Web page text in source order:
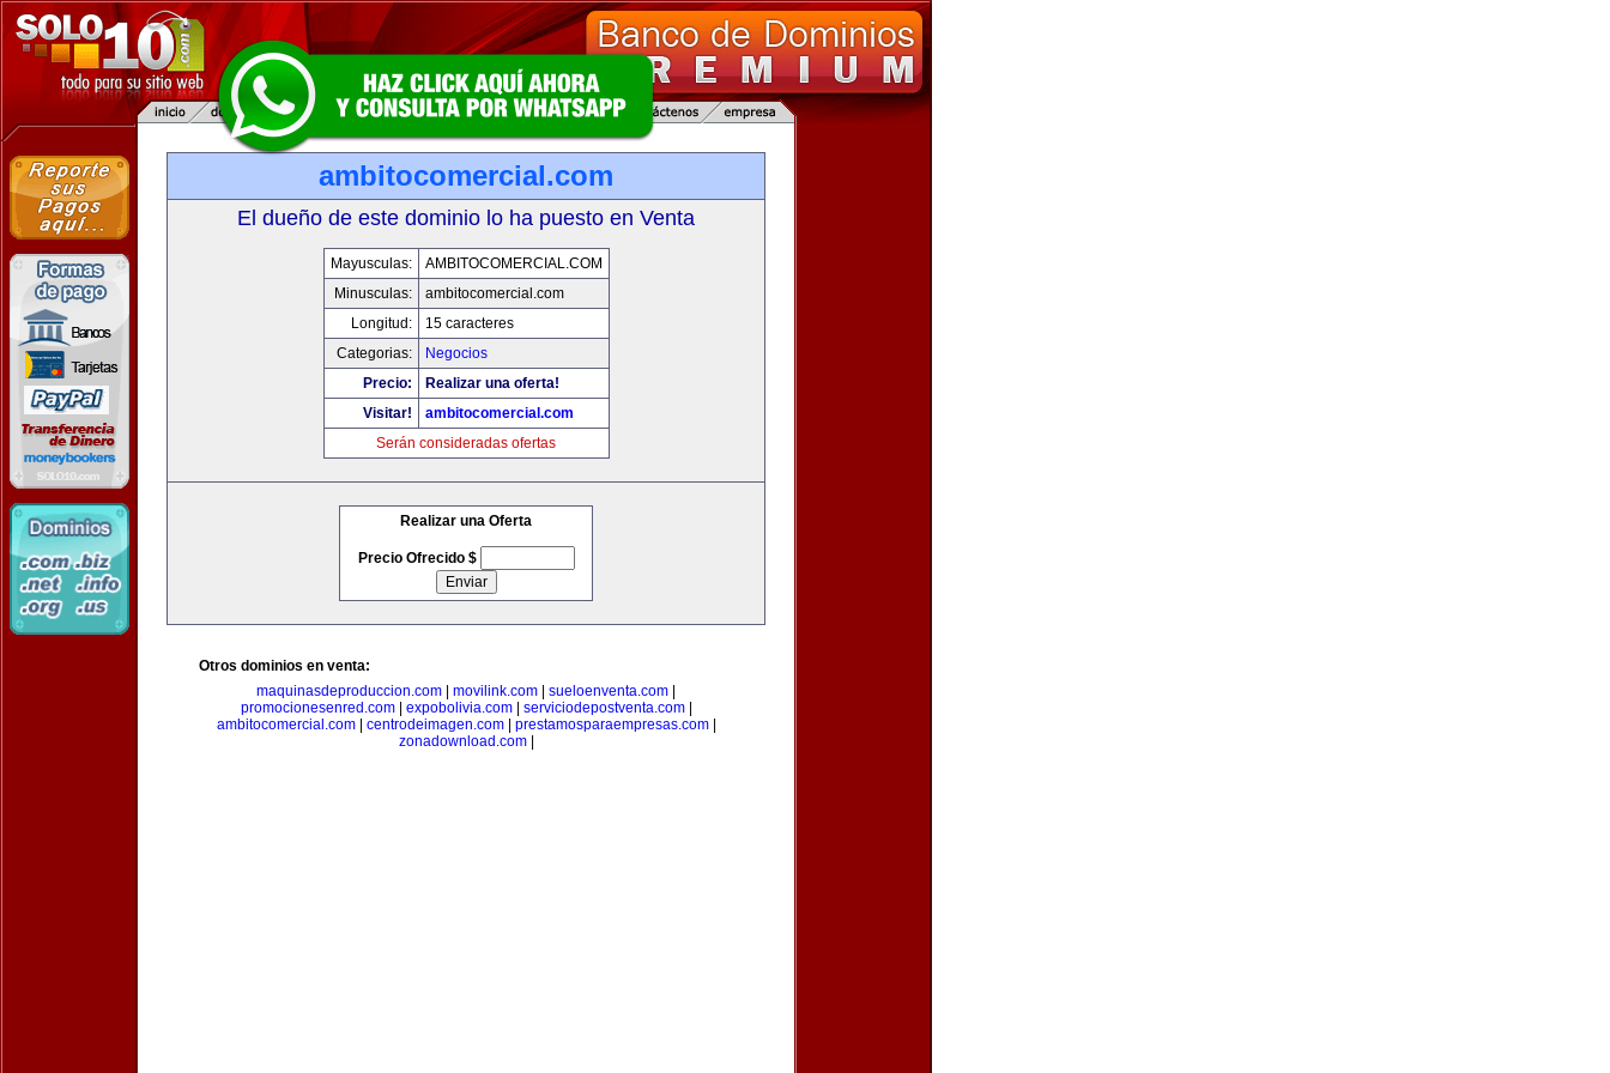
ambitocomercial.com
El dueño de este dominio lo ha puesto en Venta
Mayusculas:
AMBITOCOMERCIAL.COM
Minusculas:
ambitocomercial.com
Longitud:
15 caracteres
Categorias:
Negocios
Precio:
Realizar una oferta!
Visitar!
ambitocomercial.com
Serán consideradas ofertas
Realizar una Oferta
Precio Ofrecido $
Otros dominios en venta:
maquinasdeproduccion.com
movilink.com sueloenventa.com
promocionesenred.com| expobolivia.com| serviciodepostventa.com|
ambitocomercial.com| centrodeimagen.com| prestamosparaempresas.com|
zonadownload.com|